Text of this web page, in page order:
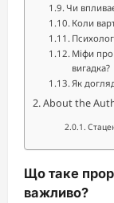
Чи
Коли
Міфи
вигадка?
Як
About the
Що таке
важливо?